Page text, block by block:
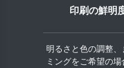
印刷の鮮明
明るさと色の調整
ミングをご希望の